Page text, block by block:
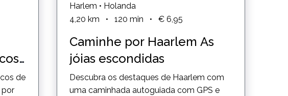
de
por
Harlem • Holanda
4,20 km • 120 min • € 6,95
Caminhe por Haarlem As
jóias escondidas
Descubra os destaques de Haarlem com
uma caminhada autoguiada com GPS e